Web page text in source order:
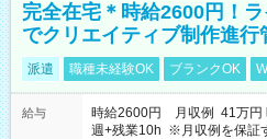
完全在宅＊時給2600円！
でクリエイティブ制作進行
派遣 職種未経験OK ブランクOK
給与
時給2600円 月収例 41万円
週+残業10h ※月収例を保証